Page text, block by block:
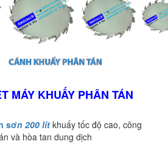
MÁY KHUẤY PHÂN TÁN
sơn 200 lít khuấy tốc độ cao, công
và hòa tan dung dịch